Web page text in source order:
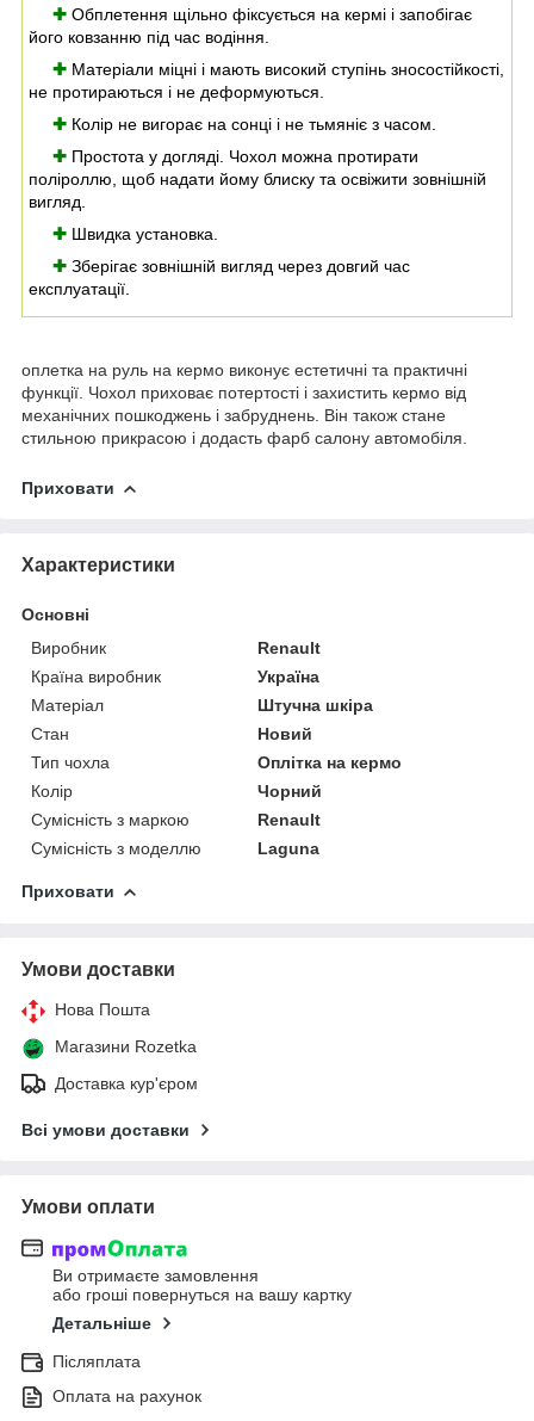
✚ Обплетення щільно фіксується на кермі і запобігає
його ковзанню під час водіння.
✚ Матеріали міцні і мають високий ступінь зносостійкості,
не протираються і не деформуються.
✚ Колір не вигорає на сонці і не тьмяніє з часом.
✚ Простота у догляді. Чохол можна протирати
поліроллю, щоб надати йому блиску та освіжити зовнішній
вигляд.
✚ Швидка установка.
✚ Зберігає зовнішній вигляд через довгий час
експлуатації.
оплетка на руль на кермо виконує естетичні та практичні
функції. Чохол приховає потертості і захистить кермо від
механічних пошкоджень і забруднень. Він також стане
стильною прикрасою і додасть фарб салону автомобіля.
Приховати
Характеристики
Основні
Виробник
Renault
Країна виробник
Україна
Матеріал
Штучна шкіра
Стан
Новий
Тип чохла
Оплітка на кермо
Колір
Чорний
Сумісність з маркою
Renault
Сумісність з моделлю
Laguna
Приховати
Умови доставки
Нова Пошта
Магазини Rozetka
Доставка кур'єром
Всі умови доставки
Умови оплати
Ви отримаєте замовлення
або гроші повернуться на вашу картку
Детальніше
Післяплата
Оплата на рахунок